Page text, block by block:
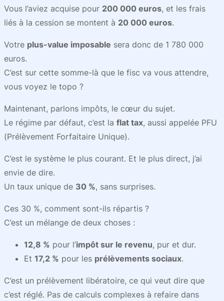
Vous l’aviez acquise pour 200 000 euros, et les frais
liés à la cession se montent à 20 000 euros.
Votre plus-value imposable sera donc de 1 780 000
euros.
C’est sur cette somme-là que le fisc va vous attendre,
vous voyez le topo ?
Maintenant, parlons impôts, le cœur du sujet.
Le régime par défaut, c’est la flat tax, aussi appelée PFU
(Prélèvement Forfaitaire Unique).
C’est le système le plus courant. Et le plus direct, j’ai
envie de dire.
Un taux unique de 30 %, sans surprises.
Ces 30 %, comment sont-ils répartis ?
C’est un mélange de deux choses :
12,8 % pour l’impôt sur le revenu, pur et dur.
Et 17,2 % pour les prélèvements sociaux.
C’est un prélèvement libératoire, ce qui veut dire que
c’est réglé. Pas de calculs complexes à refaire dans